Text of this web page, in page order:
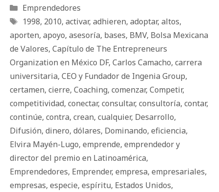
Categorías
Emprendedores
Etiquetas
1998, 2010, activar, adhieren, adoptar, altos,
aporten, apoyo, asesoría, bases, BMV, Bolsa Mexicana
de Valores, Capítulo de The Entrepreneurs
Organization en México DF, Carlos Camacho, carrera
universitaria, CEO y Fundador de Ingenia Group,
certamen, cierre, Coaching, comenzar, Competir,
competitividad, conectar, consultar, consultoría, contar,
continúe, contra, crean, cualquier, Desarrollo,
Difusión, dinero, dólares, Dominando, eficiencia,
Elvira Mayén-Lugo, emprende, emprendedor y
director del premio en Latinoamérica,
Emprendedores, Emprender, empresa, empresariales,
empresas, especie, espíritu, Estados Unidos,